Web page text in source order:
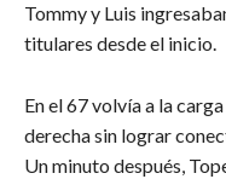
Tommy y Luis
titulares desde el inicio.
En el 67 volvía a la
derecha sin lograr
Un minuto después,